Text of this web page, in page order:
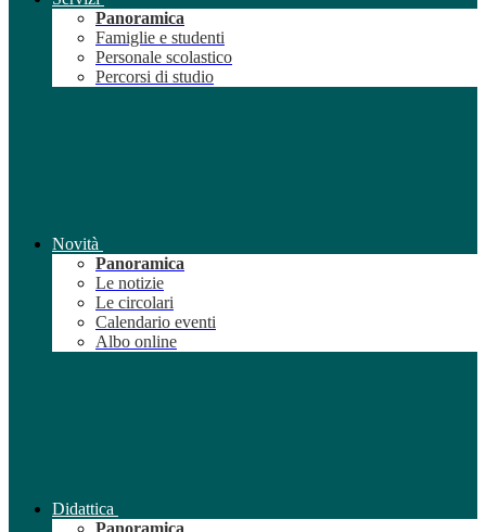
Panoramica
Famiglie e studenti
Personale scolastico
Percorsi di studio
Novità
Panoramica
Le notizie
Le circolari
Calendario eventi
Albo online
Didattica